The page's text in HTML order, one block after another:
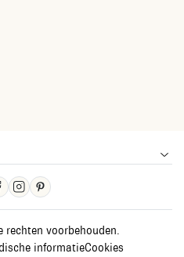
voorbehouden.
informatieCookies